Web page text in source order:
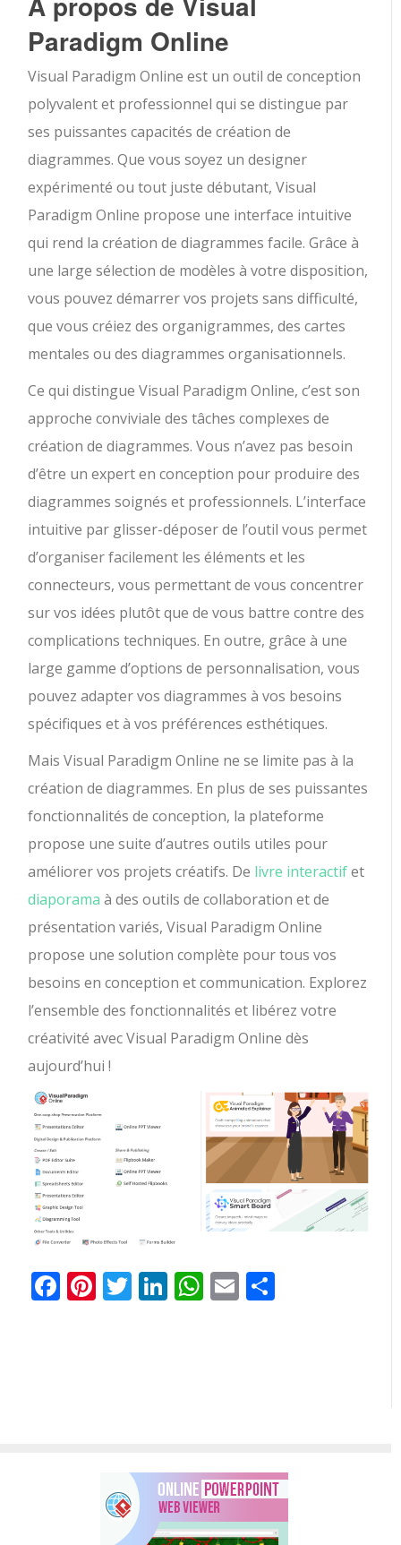
Paradigm Online
Visual Paradigm Online est un outil de conception
polyvalent et professionnel qui se distingue par
ses puissantes capacités de création de
diagrammes. Que vous soyez un designer
expérimenté ou tout juste débutant, Visual
Paradigm Online propose une interface intuitive
qui rend la création de diagrammes facile. Grâce à
une large sélection de modèles à votre disposition,
vous pouvez démarrer vos projets sans difficulté,
que vous créiez des organigrammes, des cartes
mentales ou des diagrammes organisationnels.
Ce qui distingue Visual Paradigm Online, c’est son
approche conviviale des tâches complexes de
création de diagrammes. Vous n’avez pas besoin
d’être un expert en conception pour produire des
diagrammes soignés et professionnels. L’interface
intuitive par glisser-déposer de l’outil vous permet
d’organiser facilement les éléments et les
connecteurs, vous permettant de vous concentrer
sur vos idées plutôt que de vous battre contre des
complications techniques. En outre, grâce à une
large gamme d’options de personnalisation, vous
pouvez adapter vos diagrammes à vos besoins
spécifiques et à vos préférences esthétiques.
Mais Visual Paradigm Online ne se limite pas à la
création de diagrammes. En plus de ses puissantes
fonctionnalités de conception, la plateforme
propose une suite d’autres outils utiles pour
améliorer vos projets créatifs. De livre interactifet
diaporama à des outils de collaboration et de
présentation variés, Visual Paradigm Online
propose une solution complète pour tous vos
besoins en conception et communication. Explorez
l’ensemble des fonctionnalités et libérez votre
créativité avec Visual Paradigm Online dès
aujourd’hui !
Facebook
Pinterest
Twitter
LinkedIn
WhatsApp
Email